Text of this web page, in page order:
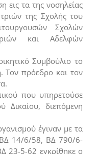
εις τα της νοσηλείας
της Σχολής του
Σχολών
και Αδελφών
Συμβούλιο το
Τον πρόεδρο και τον
που υπηρετούσε
Δικαίου, διεπόμενη
έγιναν με τα
14/6/58, ΒΔ 790/6-
23-5-62 εγκρίθηκε ο